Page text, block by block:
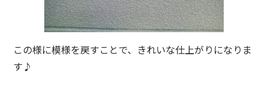
この様に模様を戻すことで、きれいな仕上がりになりま
す♪